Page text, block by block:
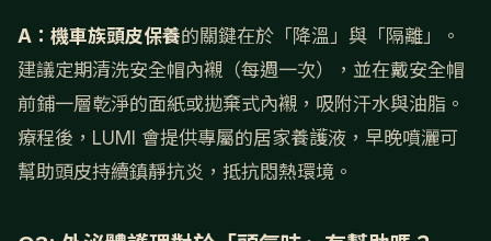
A： 機車族頭皮保養的關鍵在於「降溫」與「隔離」。
建議定期清洗安全帽內襯（每週一次），並在戴安全帽
前鋪一層乾淨的面紙或拋棄式內襯，吸附汗水與油脂。
療程後，LUMI 會提供專屬的居家養護液，早晚噴灑可
幫助頭皮持續鎮靜抗炎，抵抗悶熱環境。